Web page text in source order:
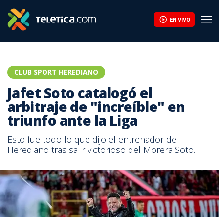
EN VIVO
CLUB SPORT HEREDIANO
Jafet Soto catalogó el
arbitraje de "increíble" en
triunfo ante la Liga
Esto fue todo lo que dijo el entrenador de
Herediano tras salir victorioso del Morera Soto.